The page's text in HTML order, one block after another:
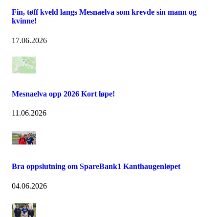
Fin, tøff kveld langs Mesnaelva som krevde sin mann og
kvinne!
17.06.2026
Mesnaelva opp 2026 Kort løpe!
11.06.2026
Bra oppslutning om SpareBank1 Kanthaugenløpet
04.06.2026